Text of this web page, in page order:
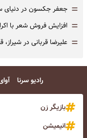
= جعفر جکسون در دنیای
= افزایش فروش شعر با
= علیرضا قربانی در
رادیو سرنا
بازیگر زن
انیمیشن